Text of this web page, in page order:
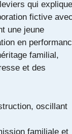
qui
fictive
une jeune
en
familial,
et des
oscillant
familiale et